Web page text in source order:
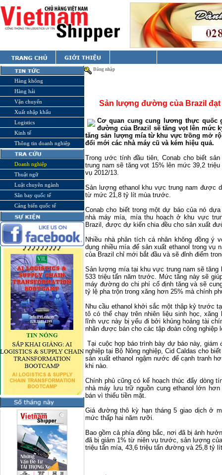
Hàng không
Hàng hải
Vận chuyển
Xuất nhập khẩu
Logistics
Kinh tế
Thông tin doanh nghiệp
Doanh nghiệp
Thuật ngữ
Luật chuyên ngành
Sân bay quốc tế
Cảng biển quốc tế
Đăng nhập
Sản lượng đường của Brazil đạt
Cơ quan cung cung lương thực quốc
đường của Brazil sẽ tăng vọt lên mức
tăng sản lượng mía từ khu vực trồng mở
đổi mới các nhà máy cũ và kém hiệu quả.
Trong ước tính đầu tiên, Conab cho biết
trung nam sẽ tăng vọt 15% lên mức 39,2
vụ 2012/13.
Sản lượng ethanol khu vực trung nam được
từ mức 21,8 tỷ lít mùa trước.
Conab cho biết trong một dự báo của nó
nhà máy mía, mía thu hoạch ở khu vực
Brazil , được dự kiến chia đều cho sản xuất
Nhiều nhà phân tích cá nhân không đồng
dụng nhiều mía để sản xuất ethanol trong vụ
của Brazil chỉ mới bắt đầu và sẽ đỉnh điểm
Sản lượng mía tại khu vực trung nam sẽ
533 triệu tấn năm trước. Mức tăng này sẽ
máy đường do chi phí cố định tăng và sẽ
tỷ lệ pha trộn trong xăng hơn 25% mà chính
Nhu cầu ethanol khởi sắc một thập kỷ trước
tô có thể chạy trên nhiên liệu sinh học,
lĩnh vực này bị yếu đi bởi khủng hoảng tài
nhân được bán cho các tập đoàn công nghiệp
Tại cuộc họp báo trình bày dự báo này,
nghiệp tại Bộ Nông nghiệp, Cid Caldas cho
sản xuất ethanol ngậm nước để cạnh tranh
khi nào.
Chính phủ cũng có kế hoạch thúc đẩy dòng
nhà máy lưu trữ nguồn cung ethanol lớn
bán vì thiếu tiền mặt.
Giá đường thô kỳ hạn tháng 5 giao dịch ở
mức thấp hai năm rưỡi.
Bao gồm cả phía đông bắc, nơi đã bị ảnh
đã bị giảm 1% từ niên vụ trước, sản lượng
triệu tấn mía, 43,6 triệu tấn đường và 25,8 tỷ